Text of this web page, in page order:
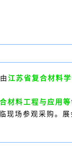
由 江苏省复合材料学
材料工程与应用等
现场参观采购。展